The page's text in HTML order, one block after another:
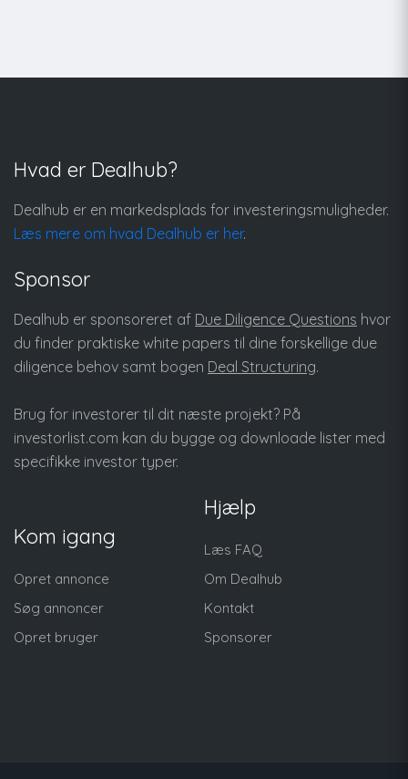
Hvad er Dealhub?
Dealhub er en markedsplads for investeringsmuligheder.
Læs mere om hvad Dealhub er her.
Sponsor
Dealhub er sponsoreret af Due Diligence Questions hvor
du finder praktiske white papers til dine forskellige due
diligence behov samt bogen Deal Structuring.
Brug for investorer til dit næste projekt? På
investorlist.com kan du bygge og downloade lister med
specifikke investor typer.
Kom igang
Opret annonce
Søg annoncer
Opret bruger
Hjælp
Læs FAQ
Om Dealhub
Kontakt
Sponsorer